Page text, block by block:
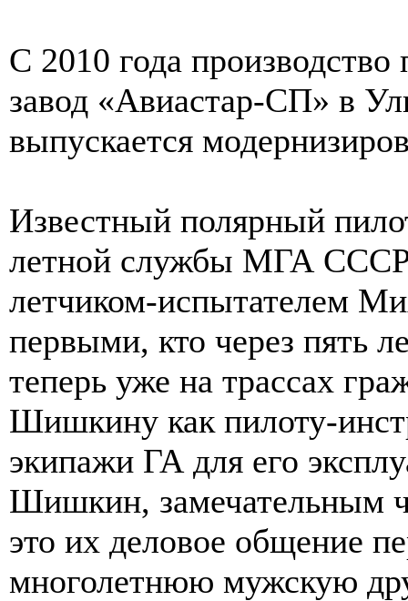
С 2010 года
завод «Авиастар-СП» в
выпускается
Известный полярный
летной службы МГА
летчиком-испытателем
первыми, кто через пять
теперь уже на трассах
Шишкину как пилоту-
экипажи ГА для его
Шишкин, замечательным
это их деловое общение
многолетнюю мужскую